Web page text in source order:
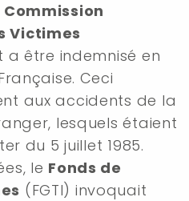
Victimes
a être indemnisé en
Ceci
aux accidents de la
lesquels étaient
du 5 juillet 1985.
le Fonds de
(FGTI) invoquait